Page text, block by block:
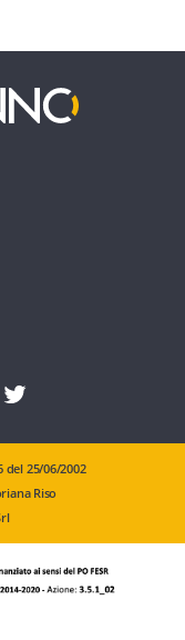
del 25/06/2002
Riso